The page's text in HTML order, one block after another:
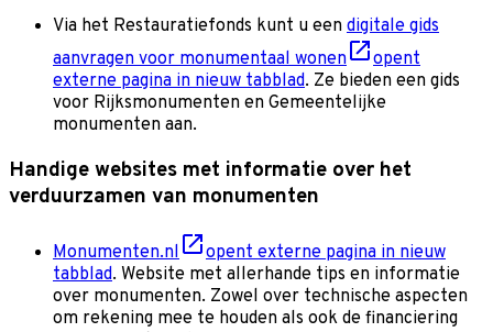
Via het Restauratiefonds kunt u een digitale gids
aanvragen voor monumentaal wonen
opent
externe pagina in nieuw tabblad. Ze bieden een gids
voor Rijksmonumenten en Gemeentelijke
monumenten aan.
Handige websites met informatie over het
verduurzamen van monumenten
Monumenten.nl
opent externe pagina in nieuw
tabblad. Website met allerhande tips en informatie
over monumenten. Zowel over technische aspecten
om rekening mee te houden als ook de financiering